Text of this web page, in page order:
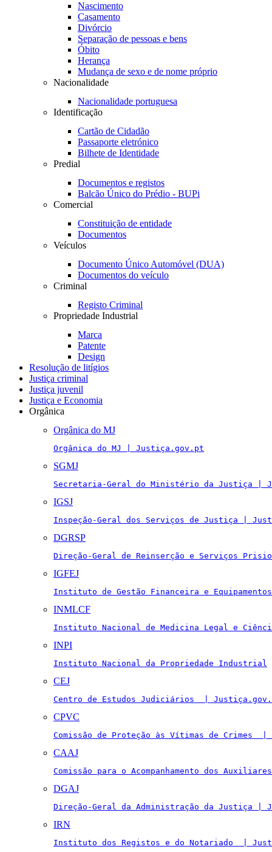
Nascimento
Casamento
Divórcio
Separação de pessoas e bens
Óbito
Herança
Mudança de sexo e de nome próprio
Nacionalidade
Nacionalidade portuguesa
Identificação
Cartão de Cidadão
Passaporte eletrónico
Bilhete de Identidade
Predial
Documentos e registos
Balcão Único do Prédio - BUPi
Comercial
Constituição de entidade
Documentos
Veículos
Documento Único Automóvel (DUA)
Documentos do veículo
Criminal
Registo Criminal
Propriedade Industrial
Marca
Patente
Design
Resolução de litígios
Justiça criminal
Justiça juvenil
Justiça e Economia
Orgânica
Orgânica do MJ
Orgânica do MJ | Justiça.gov.pt
SGMJ
Secretaria-Geral do Ministério da Justiça |
IGSJ
Inspeção-Geral dos Serviços de Justiça |
DGRSP
Direção-Geral de Reinserção e Serviços
IGFEJ
Instituto de Gestão Financeira e
INMLCF
Instituto Nacional de Medicina Legal e
INPI
Instituto Nacional da Propriedade Industrial
CEJ
Centro de Estudos Judiciários  |
CPVC
Comissão de Proteção às Vítimas de Crimes
CAAJ
Comissão para o Acompanhamento dos
DGAJ
Direção-Geral da Administração da Justiça |
IRN
Instituto dos Registos e do Notariado  |